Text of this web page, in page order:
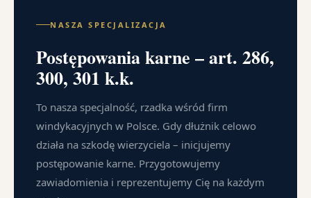
NASZA SPECJALIZACJA
Postępowania karne – art. 286,
300, 301 k.k.
To nasza specjalność, rzadka wśród firm
windykacyjnych w Polsce. Gdy dłużnik celowo
działa na szkodę wierzyciela – inicjujemy
postępowanie karne. Przygotowujemy
zawiadomienia i reprezentujemy Cię na każdym